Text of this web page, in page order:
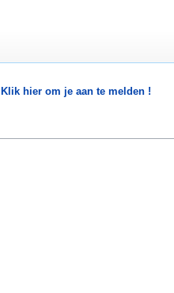
Klik hier om je aan te melden !